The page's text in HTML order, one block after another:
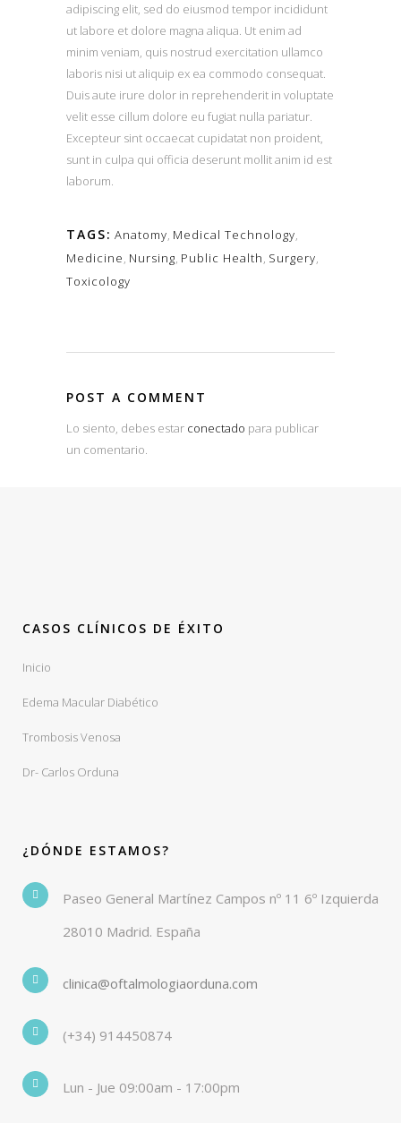
adipiscing elit, sed do eiusmod tempor incididunt
ut labore et dolore magna aliqua. Ut enim ad
minim veniam, quis nostrud exercitation ullamco
laboris nisi ut aliquip ex ea commodo consequat.
Duis aute irure dolor in reprehenderit in voluptate
velit esse cillum dolore eu fugiat nulla pariatur.
Excepteur sint occaecat cupidatat non proident,
sunt in culpa qui officia deserunt mollit anim id est
laborum.
TAGS: Anatomy, Medical Technology,
Medicine, Nursing, Public Health, Surgery,
Toxicology
POST A COMMENT
Lo siento, debes estar conectado para publicar
un comentario.
CASOS CLÍNICOS DE ÉXITO
Inicio
Edema Macular Diabético
Trombosis Venosa
Dr- Carlos Orduna
¿DÓNDE ESTAMOS?
Paseo General Martínez Campos nº 11 6º Izquierda
28010 Madrid. España
clinica@oftalmologiaorduna.com
(+34) 914450874
Lun - Jue 09:00am - 17:00pm